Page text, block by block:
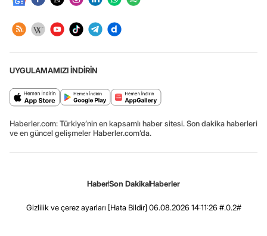
UYGULAMAMIZI İNDİRİN
Haberler.com: Türkiye’nin en kapsamlı haber sitesi. Son dakika haberleri
ve en güncel gelişmeler Haberler.com’da.
HaberSon DakikaHaberler
Gizlilik ve çerez ayarları [Hata Bildir] 06.08.2026 14:11:26 #.0.2#